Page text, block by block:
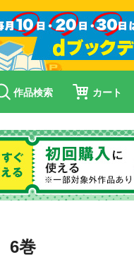
作品検索 カート
6巻